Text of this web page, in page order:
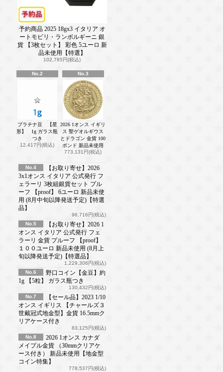
予約商品 2025 18gx3 イタリア オ
ートモビリ・ランボルギーニ 銀
貨 【3枚セット】 彩色 5ユーロ 新
品未使用【特選】
102,785円(税込)
No.2
プラチナ豆 【星
形】 1g ガラス瓶
つき
12,417円(税込)
No.3
2026 1オンス イギリ
ス 聖ゲオルギウス
とドラゴン 金貨 100
ポンド 新品未使用
773,131円(税込)
No.4
【お取り寄せ】2026
3x1オンス イタリア 公式発行 フ
ェラーリ 3枚組銀貨セット プル
ーフ 【proof】 6ユーロ 新品未使
用 (8月中旬以降発送予定)【特選
品】
96,716円(税込)
No.5
【お取り寄せ】2026 1
オンス イタリア 公式発行 フェ
ラーリ 金貨 プルーフ 【proof】
１００ユーロ 新品未使用 (8月上
旬以降発送予定)【特選品】
1,229,306円(税込)
No.6
野口コイン【金豆】約
1g 【5粒】 ガラス瓶つき
130,432円(税込)
No.7
【セール品】2023 1/10
オンス イギリス 【チャールズ３
世戴冠式地金型】金貨 16.5mmク
リアケース付き
83,125円(税込)
No.8
2026 1オンス カナダ
メイプル金貨 （30mmクリアケ
ース付き） 新品未使用【地金型
コイン特集】
778,537円(税込)